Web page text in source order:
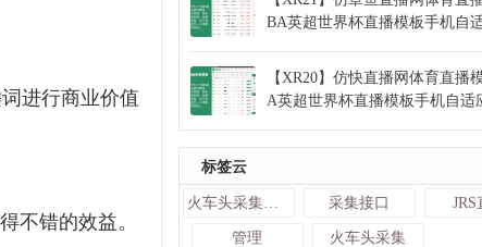
进行商业价值
不错的效益。
BA英超世界杯直播模板手机自
【XR20】仿快直播网体育直播
A英超世界杯直播模板手机自适
标签云
火车头采集入库发布接口 采集接口 JRS
管理 火车头采集